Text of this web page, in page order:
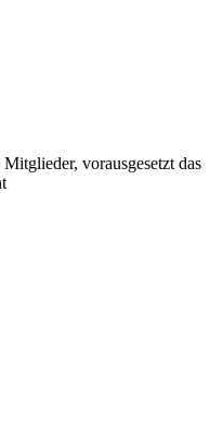
vorausgesetzt das